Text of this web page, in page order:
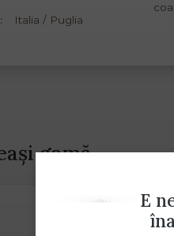
Italia / Puglia
gamă
E